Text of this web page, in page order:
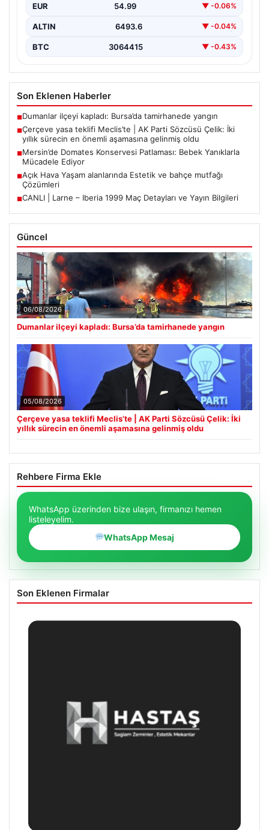
EUR 54.99 ▼ -0.06%
ALTIN 6493.6 ▼ -0.04%
BTC 3064415 ▼ -0.43%
Son Eklenen Haberler
■Dumanlar ilçeyi kapladı: Bursa’da tamirhanede yangın
■Çerçeve yasa teklifi Meclis’te | AK Parti Sözcüsü Çelik: İki
yıllık sürecin en önemli aşamasına gelinmiş oldu
■Mersin’de Domates Konservesi Patlaması: Bebek Yanıklarla
Mücadele Ediyor
■Açık Hava Yaşam alanlarında Estetik ve bahçe mutfağı
Çözümleri
■CANLI | Larne – Iberia 1999 Maç Detayları ve Yayın Bilgileri
Güncel
06/08/2026
Dumanlar ilçeyi kapladı: Bursa’da tamirhanede yangın
05/08/2026
Çerçeve yasa teklifi Meclis’te | AK Parti Sözcüsü Çelik: İki
yıllık sürecin en önemli aşamasına gelinmiş oldu
Rehbere Firma Ekle
WhatsApp üzerinden bize ulaşın, firmanızı hemen
listeleyelim.
WhatsApp Mesaj
Son Eklenen Firmalar